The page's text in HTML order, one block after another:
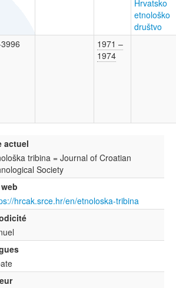
Hrvatsko
etnološko
društvo
1971 –
1974
actuel
tribina = Journal of Croatian
Society
hrcak.srce.hr/en/etnoloska-tribina